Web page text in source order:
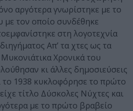
αργότερα γνωρίστηκε με το
με τον οποίο συνδέθηκε
στη λογοτεχνία
Απ’ τα χτες ως τα
Χρονικά του
κι άλλες δημοσιεύσεις
το 1938 κυκλοφόρησε το πρώτο
τίτλο Δύσκολες Νύχτες και
με το πρώτο βραβείο